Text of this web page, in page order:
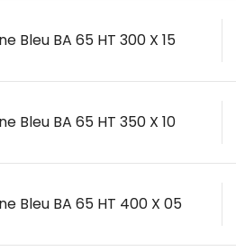
Bleu BA 65 HT 300 X 15
Bleu BA 65 HT 350 X 10
Bleu BA 65 HT 400 X 05